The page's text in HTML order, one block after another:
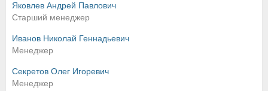
Яковлев Андрей Павлович
Старший менеджер
Иванов Николай Геннадьевич
Менеджер
Секретов Олег Игоревич
Менеджер